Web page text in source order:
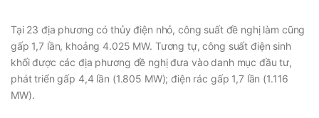
Tại 23 địa phương có thủy điện nhỏ, công suất đề nghị làm cũng
gấp 1,7 lần, khoảng 4.025 MW. Tương tự, công suất điện sinh
khối được các địa phương đề nghị đưa vào danh mục đầu tư,
phát triển gấp 4,4 lần (1.805 MW); điện rác gấp 1,7 lần (1.116
MW).